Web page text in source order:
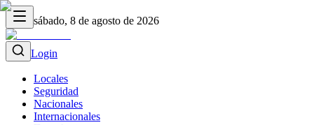
sábado, 8 de agosto de 2026
Login
Locales
Seguridad
Nacionales
Internacionales